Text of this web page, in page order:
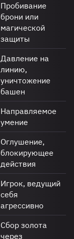
Пробивание
брони или
магической
защиты
Давление на
линию,
уничтожение
башен
Направляемое
умение
Оглушение,
блокирующее
действия
Игрок, ведущий
себя
агрессивно
Сбор золота
через